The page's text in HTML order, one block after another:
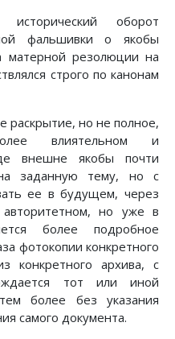
оборот
фальшивки о якобы
матерной резолюции на
строго по канонам
раскрытие, но не полное,
влиятельном и
внешне якобы почти
заданную тему, но с
ее в будущем, через
но уже в
более подробное
фотокопии конкретного
конкретного архива, с
тот или иной
более без указания
самого документа.